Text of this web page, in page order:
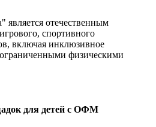
является отечественным
спортивного
включая инклюзивное
физическими
для детей с ОФМ